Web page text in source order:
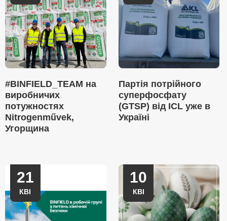
#BINFIELD_TEAM на
виробничих
потужностях
Nitrogenművek,
Угорщина
Партія потрійного
суперфосфату
(GTSP) від ICL уже в
Україні
21
КВІ
10
КВІ